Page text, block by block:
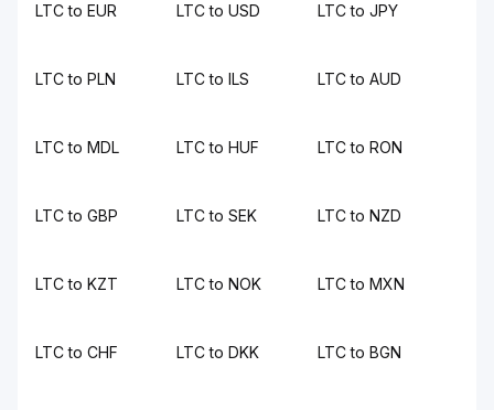
LTC to EUR LTC to USD LTC to JPY
LTC to PLN LTC to ILS LTC to AUD
LTC to MDL LTC to HUF LTC to RON
LTC to GBP LTC to SEK LTC to NZD
LTC to KZT LTC to NOK LTC to MXN
LTC to CHF LTC to DKK LTC to BGN